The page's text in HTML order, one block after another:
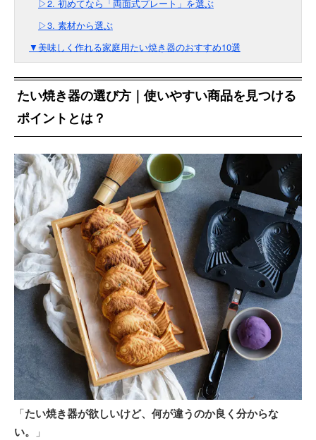
▷2. 初めてなら「両面式プレート」を選ぶ
▷3. 素材から選ぶ
▼美味しく作れる家庭用たい焼き器のおすすめ10選
たい焼き器の選び方｜使いやすい商品を見つける
ポイントとは？
「たい焼き器が欲しいけど、何が違うのか良く分からな
い。
」